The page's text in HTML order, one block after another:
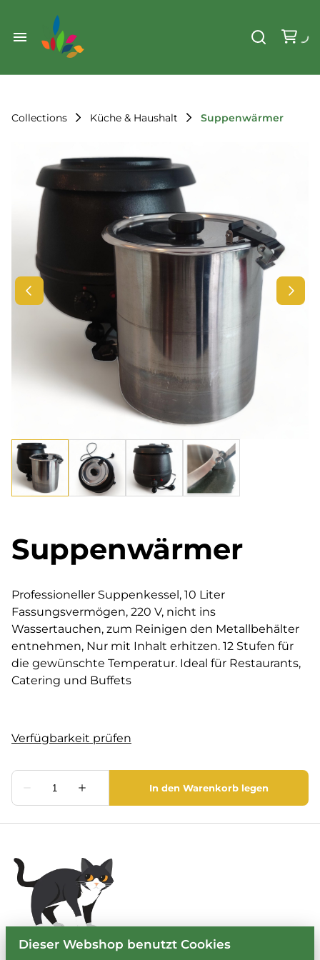
Start
Sortiment
Weihnachten
Werkzeug & Renovierung
Der Verein
Leihregeln
Der Verein
Unser Team
Unsere Ziele
Kontakt
FAQ
Collections Küche & Haushalt Suppenwärmer
Suppenwärmer
Professioneller Suppenkessel, 10 Liter
Fassungsvermögen, 220 V, nicht ins
Wassertauchen, zum Reinigen den Metallbehälter
entnehmen, Nur mit Inhalt erhitzen. 12 Stufen für
die gewünschte Temperatur. Ideal für Restaurants,
Catering und Buffets
Dieser Webshop benutzt Cookies